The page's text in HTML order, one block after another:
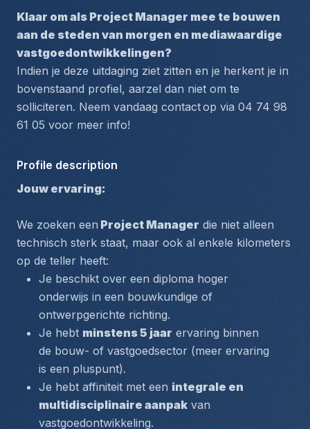
Klaar om als Project Manager mee te bouwen
aan de steden van morgen en mediawaardige
vastgoedontwikkelingen?
Indien je deze uitdaging ziet zitten en je herkent je in
bovenstaand profiel, aarzel dan niet om te
solliciteren. Neem vandaag contactop via 04 74 98
61 05 voor meer info!
Profile description
Jouw ervaring:
We zoeken een Project Manager die niet alleen
technisch sterk staat, maar ook al enkele kilometers
op de teller heeft:
Je beschikt over een diploma hoger
onderwijs in een bouwkundige of
ontwerpgerichte richting.
Je hebt minstens 5 jaar ervaring binnen
de bouw- of vastgoedsector (meer ervaring
is een pluspunt).
Je hebt affiniteit met een integrale en
multidisciplinaire aanpak van
vastgoedontwikkeling.